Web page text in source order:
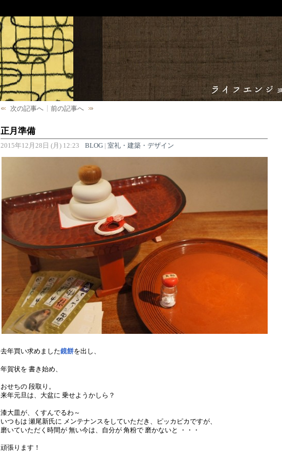
次の記事へ 前の記事へ
正月準備
2015年12月28日 (月) 12:23 BLOG| 室礼・建築・デザイン
去年買い求めました鏡餅を出し、
年賀状を 書き始め、
おせちの 段取り。
来年元旦は、大盆に 乗せようかしら？
漆大皿が、くすんでるわ～
いつもは 瀬尾新氏に メンテナンスをしていただき、ピッカピカですが、
磨いていただく時間が 無い今は、自分が 角粉で 磨かないと ・・・
頑張ります！